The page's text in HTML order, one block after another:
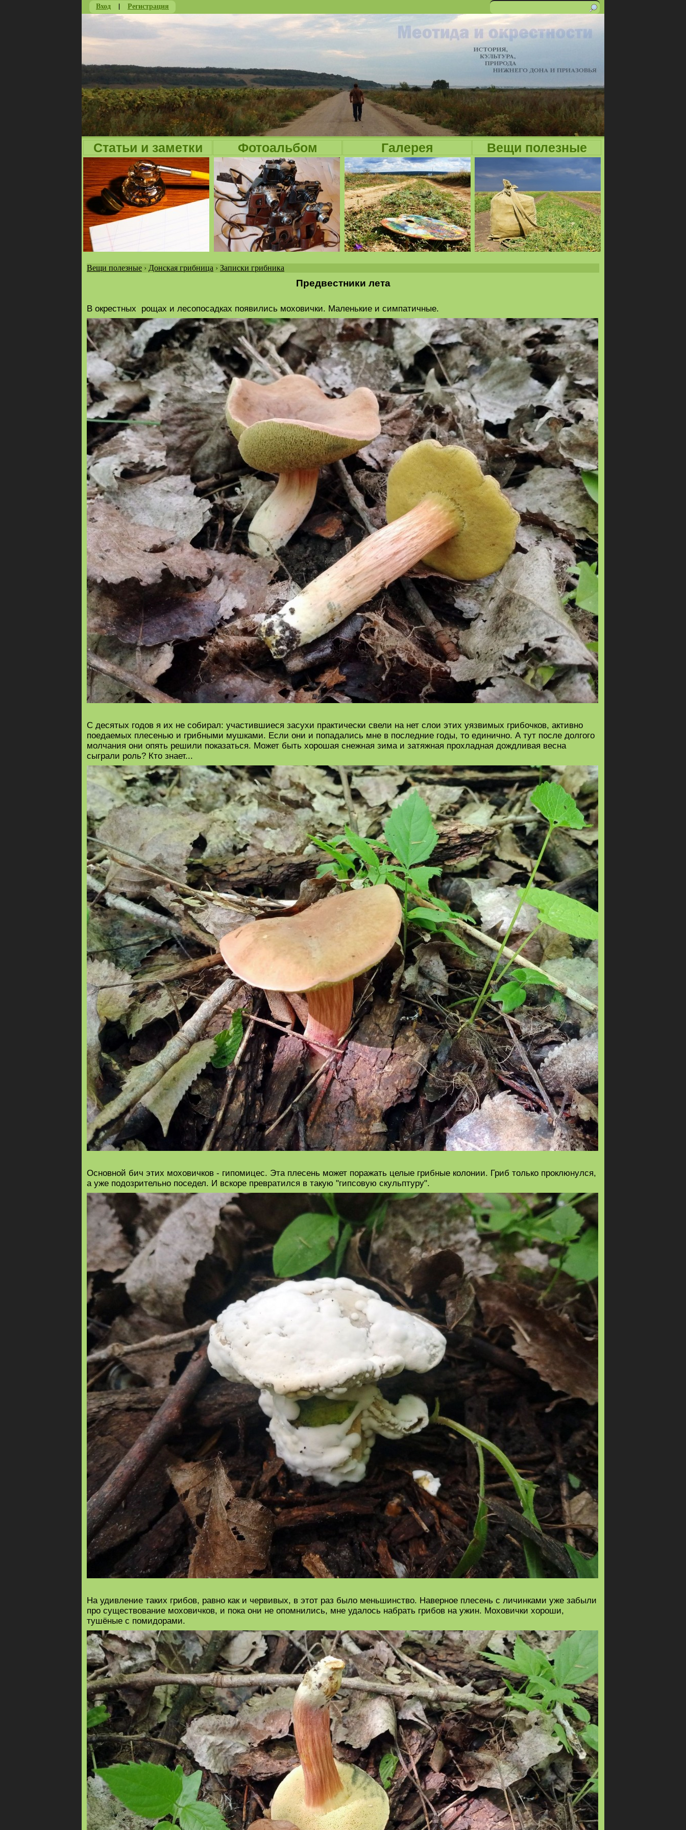
Вход | Регистрация
Форма
поиска
Поиск
Статьи и заметки Фотоальбом Галерея Вещи полезные
Вещи полезные › Донская грибница › Записки грибника
Предвестники лета
В окрестных рощах и лесопосадках появились моховички. Маленькие и симпатичные.
С десятых годов я их не собирал: участившиеся засухи практически свели на нет слои этих уязвимых грибочков, активно
поедаемых плесенью и грибными мушками. Если они и попадались мне в последние годы, то единично. А тут после долгого
молчания они опять решили показаться. Может быть хорошая снежная зима и затяжная прохладная дождливая весна
сыграли роль? Кто знает...
Основной бич этих моховичков - гипомицес. Эта плесень может поражать целые грибные колонии. Гриб только проклюнулся,
а уже подозрительно поседел. И вскоре превратился в такую "гипсовую скульптуру".
На удивление таких грибов, равно как и червивых, в этот раз было меньшинство. Наверное плесень с личинками уже забыли
про существование моховичков, и пока они не опомнились, мне удалось набрать грибов на ужин. Моховички хороши,
тушёные с помидорами.